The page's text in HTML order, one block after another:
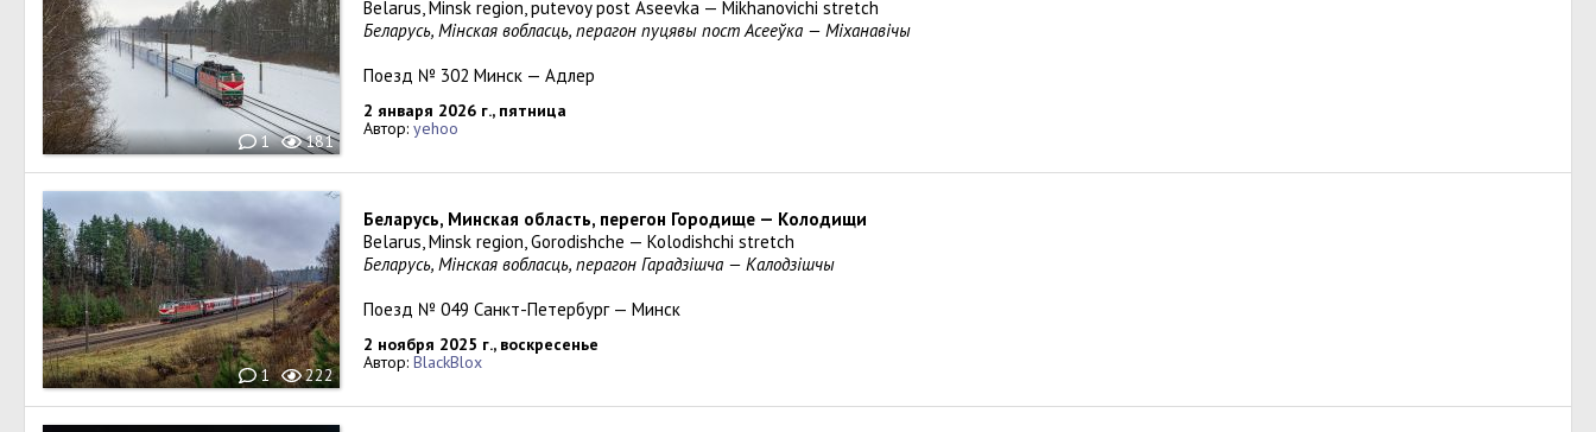
1 181
Belarus, Minsk region, putevoy post Aseevka — Mikhanovichi stretch
Беларусь, Мінская вобласць, перагон пуцявы пост Асееўка — Міханавічы
Поезд № 302 Минск — Адлер
2 января 2026 г., пятница
Автор: yehoo
1 222
Беларусь, Минская область, перегон Городище — Колодищи
Belarus, Minsk region, Gorodishche — Kolodishchi stretch
Беларусь, Мінская вобласць, перагон Гарадзішча — Калодзішчы
Поезд № 049 Санкт-Петербург — Минск
2 ноября 2025 г., воскресенье
Автор: BlackBlox